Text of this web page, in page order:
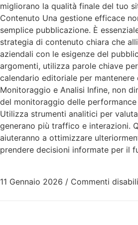
migliorano la qualità finale del tuo
Contenuto Una gestione efficace
semplice pubblicazione. È
strategia di contenuto chiara che
aziendali con le esigenze del
argomenti, utilizza parole chiave
calendario editoriale per mantenere
Monitoraggio e Analisi Infine, non
del monitoraggio delle
Utilizza strumenti analitici per
generano più traffico e interazioni.
aiuteranno a ottimizzare
prendere decisioni informate per il
11 Gennaio 2026 / Commenti